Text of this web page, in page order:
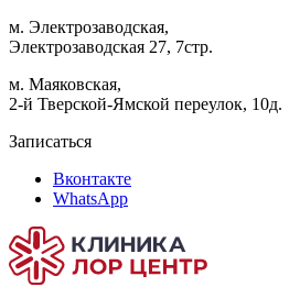
м. Электрозаводская,
Электрозаводская 27, 7стр.
м. Маяковская,
2-й Тверской-Ямской переулок, 10д.
Записаться
Вконтакте
WhatsApp